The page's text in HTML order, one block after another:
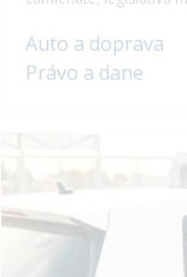
vozidla. Pozrime sa na
Auto a doprava
Právo a dane